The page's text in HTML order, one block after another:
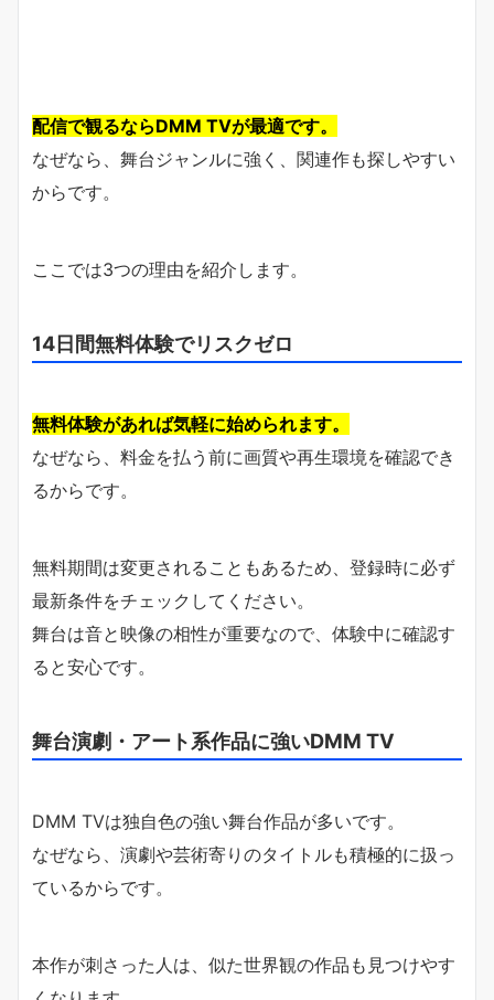
配信で観るならDMM TVが最適です。
なぜなら、舞台ジャンルに強く、関連作も探しやすい
からです。
ここでは3つの理由を紹介します。
14日間無料体験でリスクゼロ
無料体験があれば気軽に始められます。
なぜなら、料金を払う前に画質や再生環境を確認でき
るからです。
無料期間は変更されることもあるため、登録時に必ず
最新条件をチェックしてください。
舞台は音と映像の相性が重要なので、体験中に確認す
ると安心です。
舞台演劇・アート系作品に強いDMM TV
DMM TVは独自色の強い舞台作品が多いです。
なぜなら、演劇や芸術寄りのタイトルも積極的に扱っ
ているからです。
本作が刺さった人は、似た世界観の作品も見つけやす